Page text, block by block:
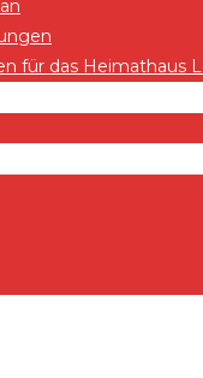
für das Heimathaus